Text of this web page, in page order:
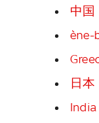
中国
ène-
日本
India